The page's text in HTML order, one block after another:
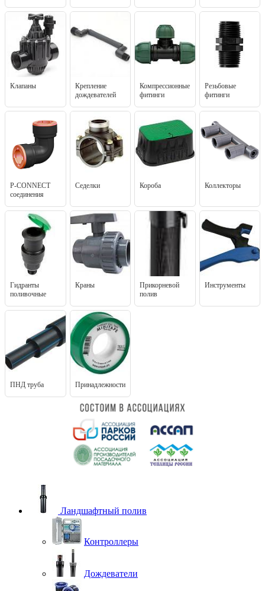
Клапаны
Крепление
дождевателей
Компрессионные
фитинги
Резьбовые
фитинги
P-CONNECT
соединения
Седелки Короба Коллекторы
Гидранты
поливочные
Краны
Прикорневой
полив
Инструменты
ПНД труба Принадлежности
Ландшафтный полив
Контроллеры
Дождеватели